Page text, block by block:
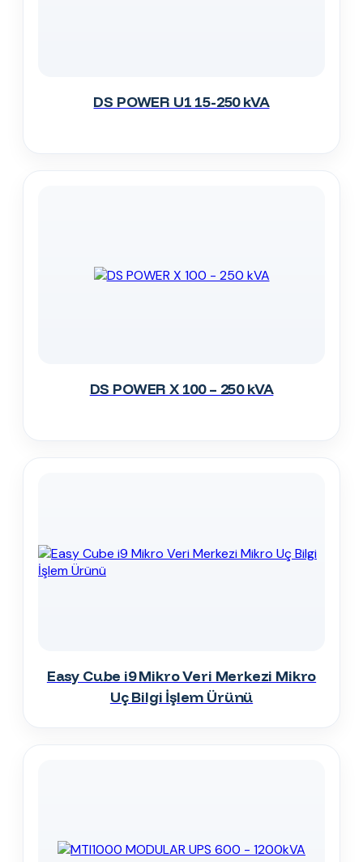
DS POWER U1 15-250 kVA
DS POWER X 100 – 250 kVA
Easy Cube i9 Mikro Veri Merkezi Mikro
Uç Bilgi İşlem Ürünü